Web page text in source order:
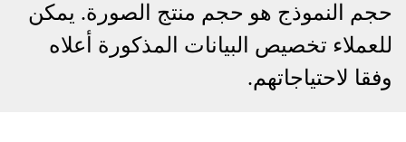
حجم النموذج هو حجم منتج الصورة. يمكن
للعملاء تخصيص البيانات المذكورة أعلاه
وفقا لاحتياجاتهم.